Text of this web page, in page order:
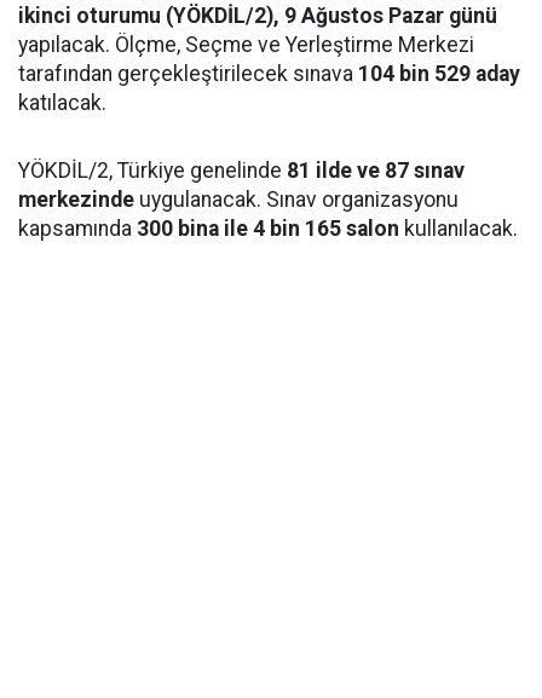
ikinci oturumu (YÖKDİL/2), 9 Ağustos Pazar günü
yapılacak. Ölçme, Seçme ve Yerleştirme Merkezi
tarafından gerçekleştirilecek sınava 104 bin 529 aday
katılacak.
YÖKDİL/2, Türkiye genelinde 81 ilde ve 87 sınav
merkezinde uygulanacak. Sınav organizasyonu
kapsamında 300 bina ile 4 bin 165 salon kullanılacak.